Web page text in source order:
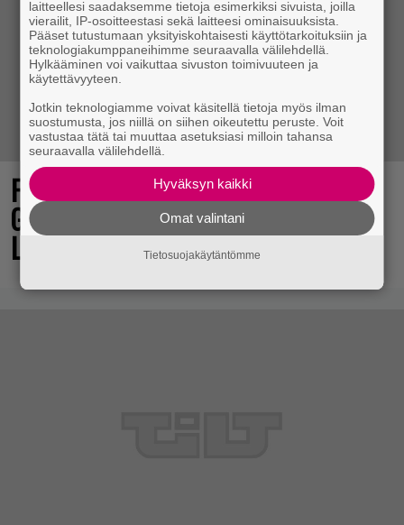
Final Fantasy VII Revelation näytillä
Gamescom-messujen Opening Night
Live -tapahtumassa
laitteellesi saadaksemme tietoja esimerkiksi sivuista, joilla
vierailit, IP-osoitteestasi sekä laitteesi ominaisuuksista.
Pääset tutustumaan yksityiskohtaisesti käyttötarkoituksiin ja
teknologiakumppaneihimme seuraavalla välilehdellä.
Hylkääminen voi vaikuttaa sivuston toimivuuteen ja
käytettävyyteen.
Jotkin teknologiamme voivat käsitellä tietoja myös ilman
suostumusta, jos niillä on siihen oikeutettu peruste. Voit
vastustaa tätä tai muuttaa asetuksiasi milloin tahansa
seuraavalla välilehdellä.
Hyväksyn kaikki
Omat valintani
Tietosuojakäytäntömme